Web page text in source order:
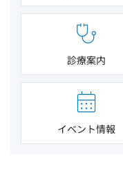
診療案内
イベント情報